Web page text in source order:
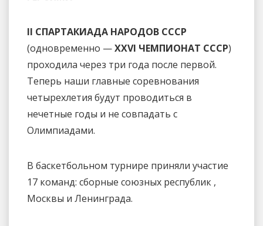
II СПАРТАКИАДА НАРОДОВ СССР
(одновременно —XXVI ЧЕМПИОНАТ СССР)
проходила через три года после первой.
Теперь наши главные соревнования
четырехлетия будут проводиться в
нечетные годы и не совпадать с
Олимпиадами.
В баскетбольном турнире приняли участие
17 команд: сборные союзных республик ,
Москвы и Ленинграда.